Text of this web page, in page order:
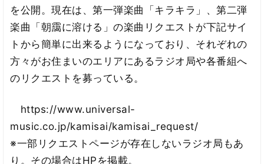
を公開。現在は、第一弾楽曲「キラキラ」、第二弾
楽曲「朝靄に溶ける」の楽曲リクエストが下記サイ
トから簡単に出来るようになっており、それぞれの
方々がお住まいのエリアにあるラジオ局や各番組へ
のリクエストを募っている。
https://www.universal-
music.co.jp/kamisai/kamisai_request/
※一部リクエストページが存在しないラジオ局もあ
り。その場合はHPを掲載。